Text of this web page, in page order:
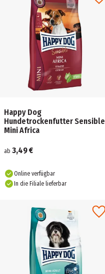
Happy Dog
Hundetrockenfutter Sensible
Mini Africa
ab 3,49 €
Online verfügbar
In die Filiale lieferbar